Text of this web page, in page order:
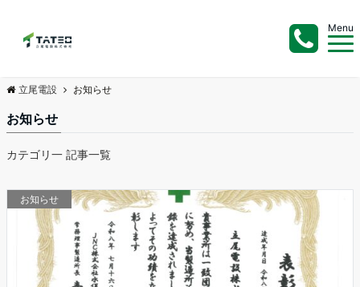
Menu
立尾電設 お知らせ
お知らせ
カテゴリ一 記事一覧
お知らせ